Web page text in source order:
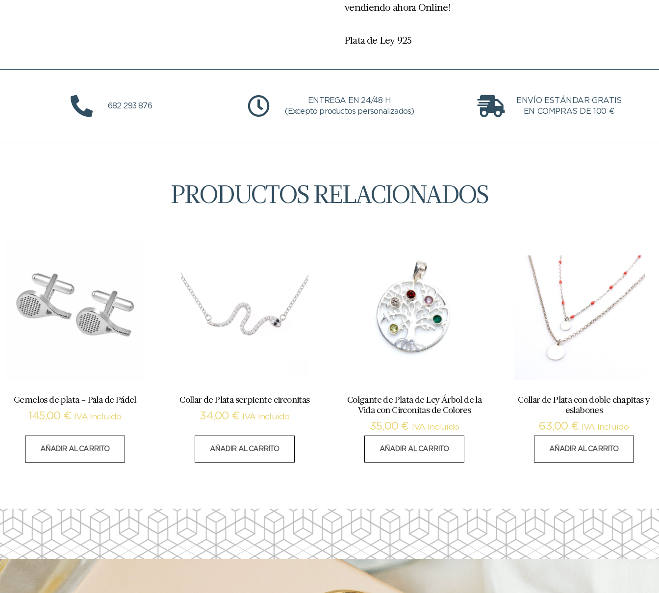
vendiendo ahora Online!
Plata de Ley 925
682 293 876
ENTREGA EN 24/48 H
(Excepto productos personalizados)
ENVÍO ESTÁNDAR GRATIS
EN COMPRAS DE 100 €
PRODUCTOS RELACIONADOS
Gemelos de plata – Pala de Pádel
145,00 € IVA Incluido
AÑADIR AL CARRITO
Collar de Plata serpiente circonitas
34,00 € IVA Incluido
AÑADIR AL CARRITO
Colgante de Plata de Ley Árbol de la
Vida con Circonitas de Colores
35,00 € IVA Incluido
AÑADIR AL CARRITO
Collar de Plata con doble chapitas y
eslabones
63,00 € IVA Incluido
AÑADIR AL CARRITO